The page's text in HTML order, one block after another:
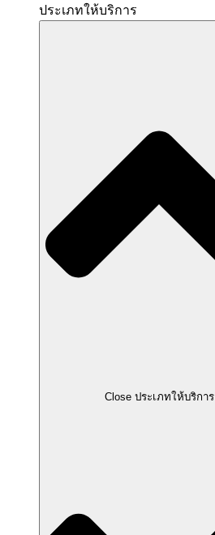
ประเภทให้บริการ
Close ประเภทให้บริการ